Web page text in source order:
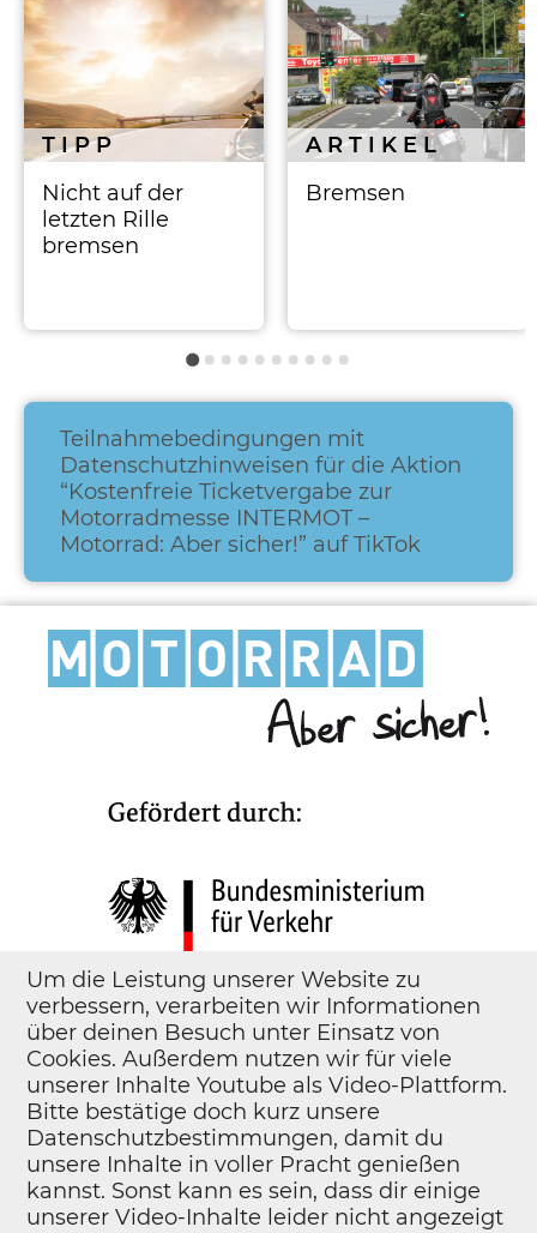
TIPP
Nicht auf der
letzten Rille
bremsen
ARTIKEL
Bremsen
Teilnahmebedingungen mit
Datenschutzhinweisen für die Aktion
“Kostenfreie Ticketvergabe zur
Motorradmesse INTERMOT –
Motorrad: Aber sicher!” auf TikTok
Um die Leistung unserer Website zu
verbessern, verarbeiten wir Informationen
über deinen Besuch unter Einsatz von
Cookies. Außerdem nutzen wir für viele
unserer Inhalte Youtube als Video-Plattform.
Bitte bestätige doch kurz unsere
Datenschutzbestimmungen, damit du
unsere Inhalte in voller Pracht genießen
kannst. Sonst kann es sein, dass dir einige
unserer Video-Inhalte leider nicht angezeigt